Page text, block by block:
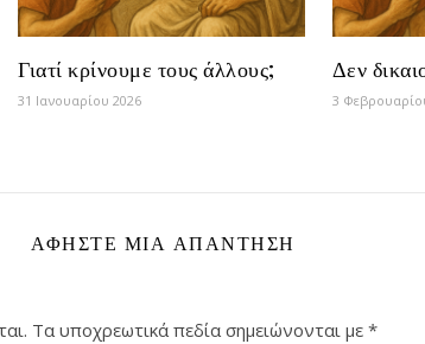
Γιατί κρίνουμε τους άλλους;
31 Ιανουαρίου 2026
Δεν
3
ΑΦΉΣΤΕ ΜΙΑ ΑΠΆΝΤΗΣΗ
Τα υποχρεωτικά πεδία σημειώνονται με *